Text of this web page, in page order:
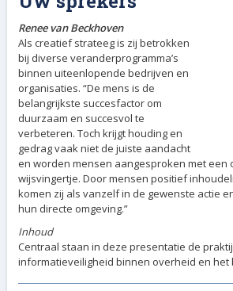
Renee van Beckhoven
Als creatief strateeg is zij betrokken
bij diverse veranderprogramma’s
binnen uiteenlopende bedrijven en
organisaties. “De mens is de
belangrijkste succesfactor om
duurzaam en succesvol te
verbeteren. Toch krijgt houding en
gedrag vaak niet de juiste aandacht
en worden mensen aangesproken met een
wijsvingertje. Door mensen positief
komen zij als vanzelf in de gewenste actie
hun directe omgeving.”
Inhoud
Centraal staan in deze presentatie de
informatieveiligheid binnen overheid en het